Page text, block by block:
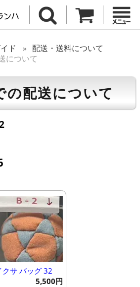
ド
配送・送料について
について
の配送について
クサ バッグ 32
5,500円